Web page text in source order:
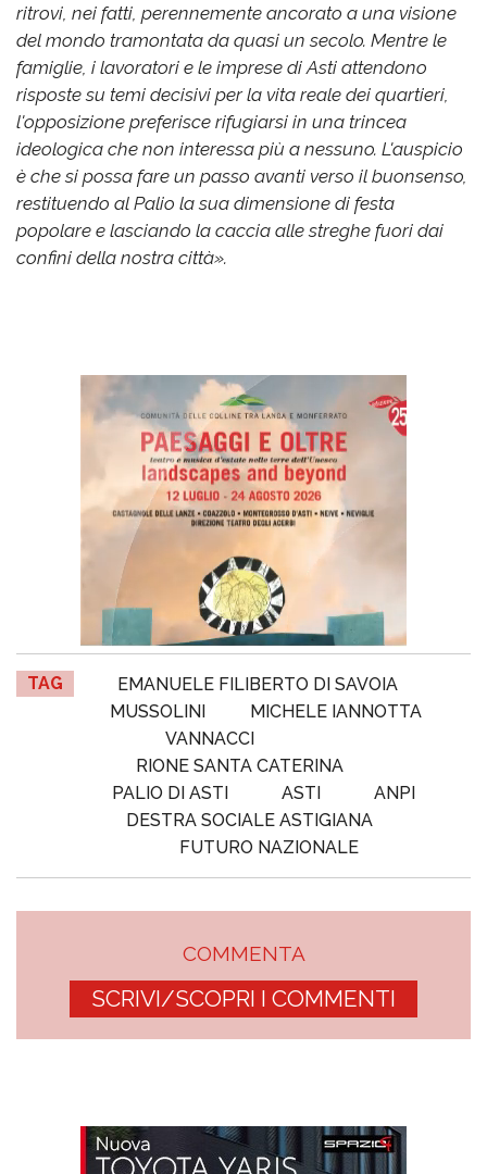
ritrovi, nei fatti, perennemente ancorato a una visione
del mondo tramontata da quasi un secolo. Mentre le
famiglie, i lavoratori e le imprese di Asti attendono
risposte su temi decisivi per la vita reale dei quartieri,
l'opposizione preferisce rifugiarsi in una trincea
ideologica che non interessa più a nessuno. L'auspicio
è che si possa fare un passo avanti verso il buonsenso,
restituendo al Palio la sua dimensione di festa
popolare e lasciando la caccia alle streghe fuori dai
confini della nostra città».
TAG
EMANUELE FILIBERTO DI SAVOIA
MUSSOLINI
MICHELE IANNOTTA
VANNACCI
RIONE SANTA CATERINA
PALIO DI ASTI
ASTI
ANPI
DESTRA SOCIALE ASTIGIANA
FUTURO NAZIONALE
COMMENTA
SCRIVI/SCOPRI I COMMENTI